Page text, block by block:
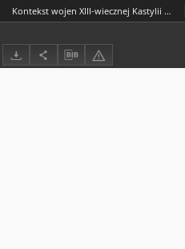
Kontekst wojen XIII-wiecznej Kastylii w przekazie pierwszej częściPoema de Fernán González